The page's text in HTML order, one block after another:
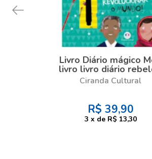
Livro Diário mágico
livro livro diário
Ciranda Cultural
R$ 39,90
3 x de R$ 13,30